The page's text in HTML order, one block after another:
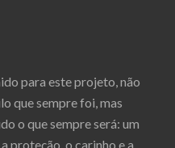
para este projeto, não
que sempre foi, mas
o que sempre será: um
proteção, o carinho e a